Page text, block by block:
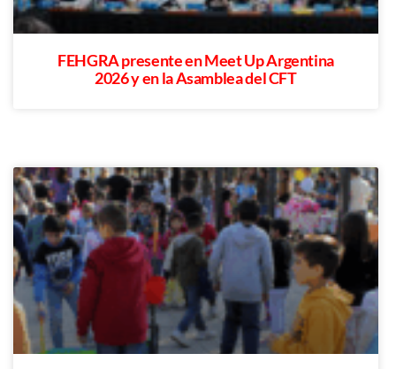
FEHGRA presente en Meet Up Argentina
2026 y en la Asamblea del CFT